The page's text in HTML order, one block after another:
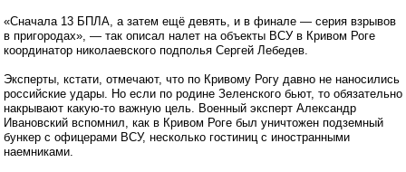
«Сначала 13 БПЛА, а затем ещё девять, и в финале — серия взрывов
в пригородах», — так описал налет на объекты ВСУ в Кривом Роге
координатор николаевского подполья Сергей Лебедев.
Эксперты, кстати, отмечают, что по Кривому Рогу давно не наносились
российские удары. Но если по родине Зеленского бьют, то обязательно
накрывают какую-то важную цель. Военный эксперт Александр
Ивановский вспомнил, как в Кривом Роге был уничтожен подземный
бункер с офицерами ВСУ, несколько гостиниц с иностранными
наемниками.